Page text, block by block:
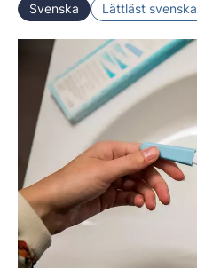
Svenska Lättläst svenska